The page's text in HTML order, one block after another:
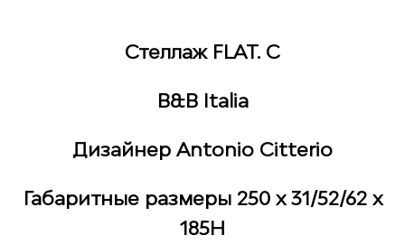
Стеллаж FLAT. C
B&B Italia
Дизайнер Antonio Citterio
Габаритные размеры 250 х 31/52/62 х
185Н